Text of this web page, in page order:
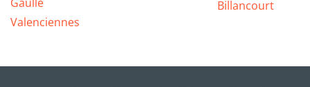
Valenciennes
Billancourt